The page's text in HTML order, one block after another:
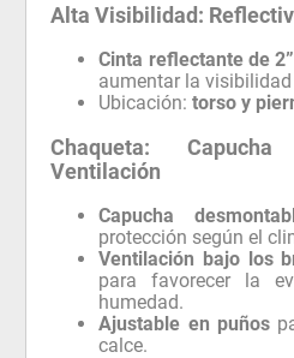
Alta Visibilidad:
Cinta reflectante de 2”
aumentar la
Ubicación:torso y
Chaqueta:
Ventilación
Capucha
protección según el
Ventilación bajo los
para favorecer la
humedad.
Ajustable en puños
calce.